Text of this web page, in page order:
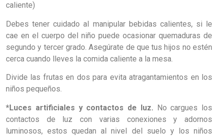
caliente)
Debes tener cuidado al manipular bebidas calientes, si le
cae en el cuerpo del niño puede ocasionar quemaduras de
segundo y tercer grado. Asegúrate de que tus hijos no estén
cerca cuando lleves la comida caliente a la mesa.
Divide las frutas en dos para evita atragantamientos en los
niños pequeños.
*Luces artificiales y contactos de luz. No cargues los
contactos de luz con varias conexiones y adornos
luminosos, estos quedan al nivel del suelo y los niños